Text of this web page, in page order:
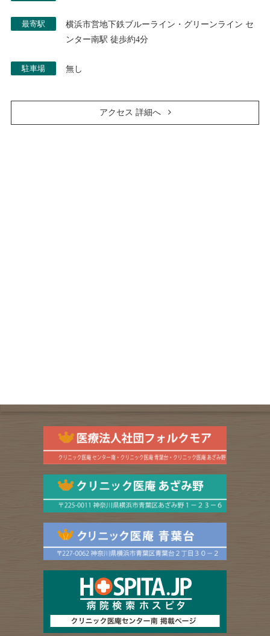
最寄駅
横浜市営地下鉄ブルーライン・グリーンライン セ
ンター南駅 徒歩約4分
駐車場 無し
アクセス 詳細へ